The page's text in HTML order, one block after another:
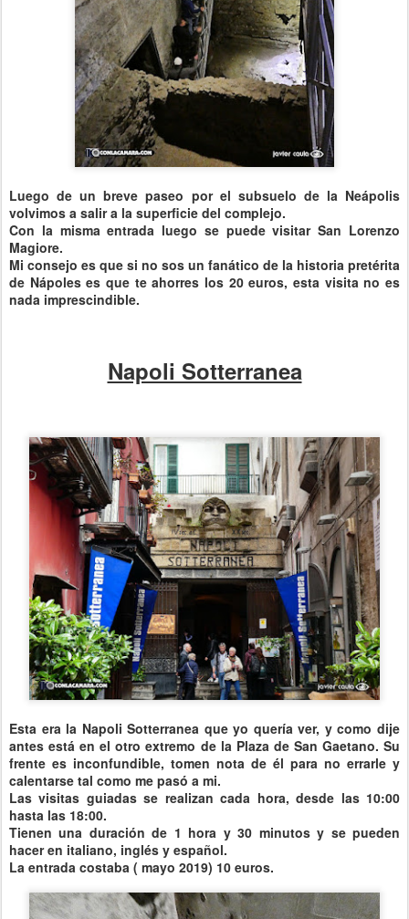
Luego de un breve paseo por el subsuelo de la Neápolis
volvimos a salir a la superficie del complejo.
Con la misma entrada luego se puede visitar San Lorenzo
Magiore.
Mi consejo es que si no sos un fanático de la historia pretérita
de Nápoles es que te ahorres los 20 euros, esta visita no es
nada imprescindible.
Napoli Sotterranea
Esta era la Napoli Sotterranea que yo quería ver, y como dije
antes está en el otro extremo de la Plaza de San Gaetano. Su
frente es inconfundible, tomen nota de él para no errarle y
calentarse tal como me pasó a mi.
Las visitas guiadas se realizan cada hora,desde las 10:00
hasta las 18:00.
Tienen una duración de 1 hora y 30 minutosy se pueden
hacer en italiano, inglés y español.
La entrada costaba ( mayo 2019) 10 euros.